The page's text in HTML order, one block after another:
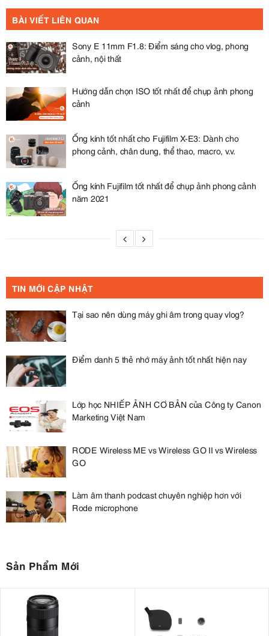
BÀI VIẾT LIÊN QUAN
Sony E 11mm F1.8: Điểm sáng cho vlog, phong
cảnh, nội thất
Hướng dẫn chọn ISO tốt nhất để chụp ảnh phong
cảnh
Ống kính tốt nhất cho Fujifilm X-E3: Dành cho
phong cảnh, chân dung, thể thao, macro, v.v.
Ống kính Fujifilm tốt nhất để chụp ảnh phong cảnh
năm 2021
TIN MỚI CẬP NHẬT
Tại sao nên dùng máy ghi âm trong quay vlog?
Điểm danh 5 thẻ nhớ máy ảnh tốt nhất hiện nay
Lớp học NHIẾP ẢNH CƠ BẢN của Công ty Canon
Marketing Việt Nam
RODE Wireless ME vs Wireless GO II vs Wireless
GO
Làm âm thanh podcast chuyên nghiệp hơn với
Rode microphone
Sản Phẩm Mới